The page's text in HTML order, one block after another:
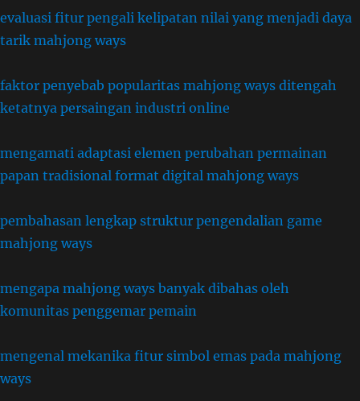
evaluasi fitur pengali kelipatan nilai yang menjadi daya
tarik mahjong ways
faktor penyebab popularitas mahjong ways ditengah
ketatnya persaingan industri online
mengamati adaptasi elemen perubahan permainan
papan tradisional format digital mahjong ways
pembahasan lengkap struktur pengendalian game
mahjong ways
mengapa mahjong ways banyak dibahas oleh
komunitas penggemar pemain
mengenal mekanika fitur simbol emas pada mahjong
ways